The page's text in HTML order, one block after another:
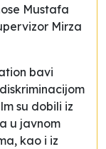
Mustafa
Mirza
bavi
su dobili iz
u javnom
kao i iz